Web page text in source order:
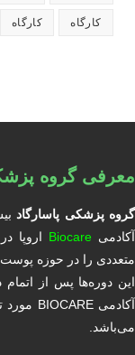
کارگاه کارگاه
معرفی گروه
گروه پزشکی پاسارگاد
آکادمی Biocare اروپا
متعددی را در حوزه
این دوره‌ها پس از اتمام
می‌باشد.